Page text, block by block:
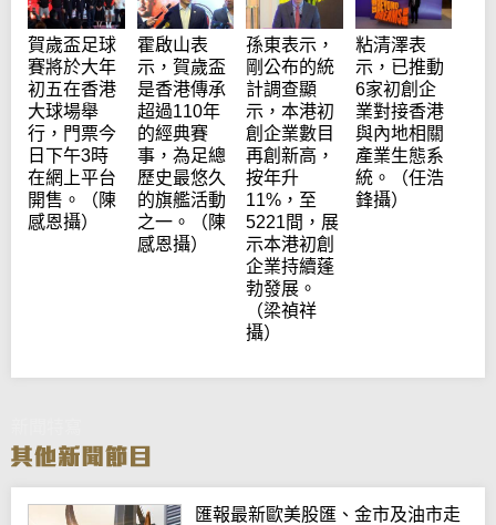
賀歲盃足球
賽將於大年
初五在香港
大球場舉
行，門票今
日下午3時
在網上平台
開售。（陳
感恩攝）
霍啟山表
示，賀歲盃
是香港傳承
超過110年
的經典賽
事，為足總
歷史最悠久
的旗艦活動
之一。（陳
感恩攝）
孫東表示，
剛公布的統
計調查顯
示，本港初
創企業數目
再創新高，
按年升
11%，至
5221間，展
示本港初創
企業持續蓬
勃發展。
（梁禎祥
攝）
粘清澤表
示，已推動
6家初創企
業對接香港
與內地相關
產業生態系
統。（任浩
鋒攝）
匯報最新歐美股匯、金市及油市走